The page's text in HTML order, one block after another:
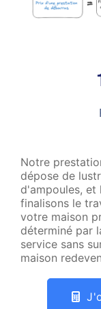
Notre
dépose de
d'ampoules, et
finalisons le
votre maison
déterminé par
service sans
maison